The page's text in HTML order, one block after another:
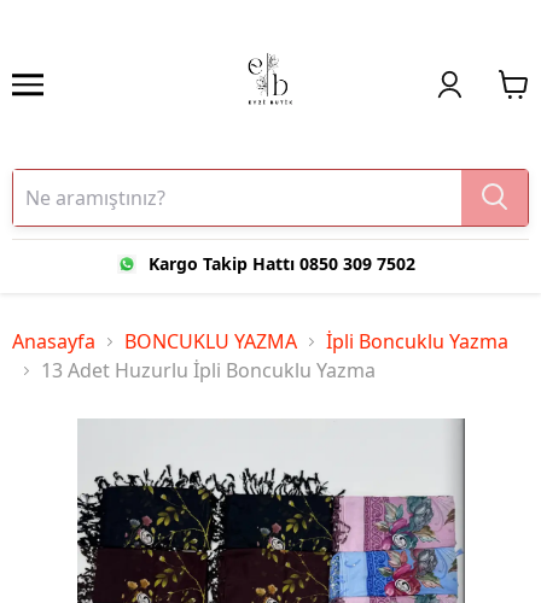
Kargo Takip Hattı 0850 309 7502
Anasayfa BONCUKLU YAZMA
İpli Boncuklu Yazma
13 Adet Huzurlu İpli Boncuklu Yazma